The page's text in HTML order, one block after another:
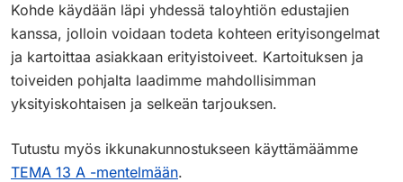
Kohde käydään läpi yhdessä taloyhtiön edustajien
kanssa, jolloin voidaan todeta kohteen erityisongelmat
ja kartoittaa asiakkaan erityistoiveet. Kartoituksen ja
toiveiden pohjalta laadimme mahdollisimman
yksityiskohtaisen ja selkeän tarjouksen.
Tutustu myös ikkunakunnostukseen käyttämäämme
TEMA 13 A -mentelmään.